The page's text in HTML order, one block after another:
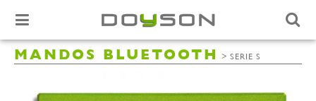
MANDOS BLUETOOTH > SERIE S